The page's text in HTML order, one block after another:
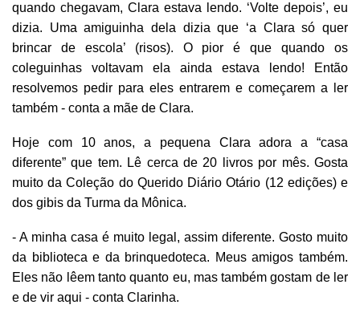
quando chegavam, Clara estava lendo. ‘Volte depois’, eu
dizia. Uma amiguinha dela dizia que ‘a Clara só quer
brincar de escola’ (risos). O pior é que quando os
coleguinhas voltavam ela ainda estava lendo! Então
resolvemos pedir para eles entrarem e começarem a ler
também - conta a mãe de Clara.
Hoje com 10 anos, a pequena Clara adora a “casa
diferente” que tem. Lê cerca de 20 livros por mês. Gosta
muito da Coleção do Querido Diário Otário (12 edições) e
dos gibis da Turma da Mônica.
- A minha casa é muito legal, assim diferente. Gosto muito
da biblioteca e da brinquedoteca. Meus amigos também.
Eles não lêem tanto quanto eu, mas também gostam de ler
e de vir aqui - conta Clarinha.